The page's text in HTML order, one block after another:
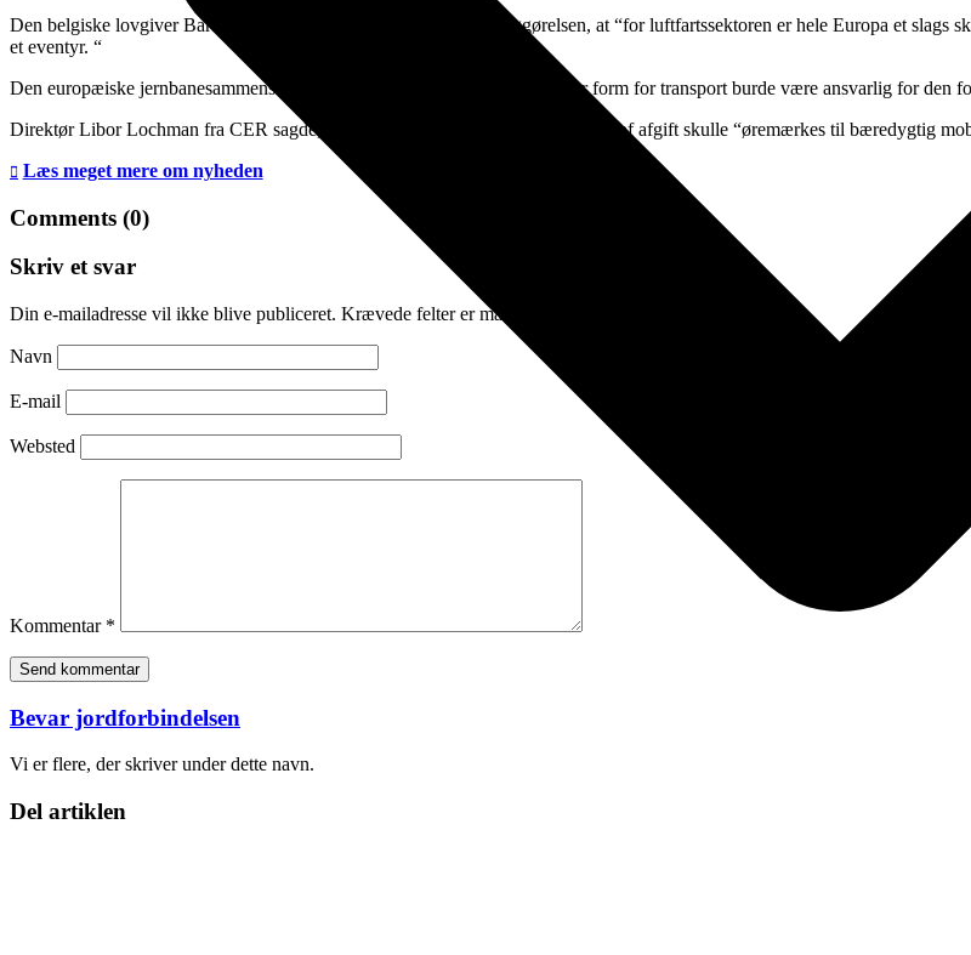
Den belgiske lovgiver Bart Staes sagde i en erklæring ved offentliggørelsen, at “for luftfartssektoren er hele Europa et slags
et eventyr. “
Den europæiske jernbanesammenslutning CER fortalte til medierne, at hver form for transport burde være ansvarlig for den
Direktør Libor Lochman fra CER sagde, at indtægterne fra en sådan flybrændstof afgift skulle “øremærkes til bæredygtig
Læs meget mere om nyheden
Comments (0)
Skriv et svar
Din e-mailadresse vil ikke blive publiceret. Krævede felter er markeret med
Navn
E-mail
Websted
Kommentar *
Bevar jordforbindelsen
Vi er flere, der skriver under dette navn.
Del artiklen